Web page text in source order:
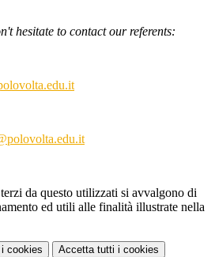
hesitate to contact our referents:
da questo utilizzati si avvalgono di
ed utili alle finalità illustrate nella
i cookies Accetta tutti i cookies